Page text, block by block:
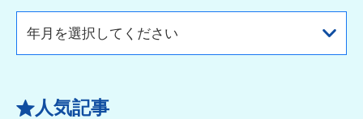
年月を選択してください
人気記事